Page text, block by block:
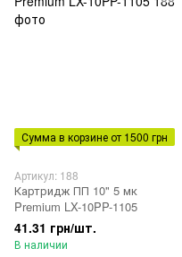
Сумма в корзине от 1500 грн
Артикул: 188
Картридж ПП 10" 5 мк
Premium LX-10PP-1105
41.31 грн/шт.
В наличии